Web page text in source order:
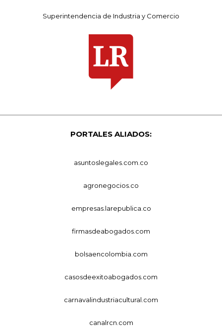
Superintendencia de Industria y Comercio
PORTALES ALIADOS:
asuntoslegales.com.co
agronegocios.co
empresas.larepublica.co
firmasdeabogados.com
bolsaencolombia.com
casosdeexitoabogados.com
carnavalindustriacultural.com
canalrcn.com